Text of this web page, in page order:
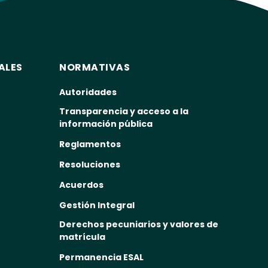
NORMATIVAS
Autoridades
Transparencia y acceso a la
información pública
Reglamentos
Resoluciones
Acuerdos
Gestión Integral
Derechos pecuniarios y valores de
matrícula
Permanencia ESAL